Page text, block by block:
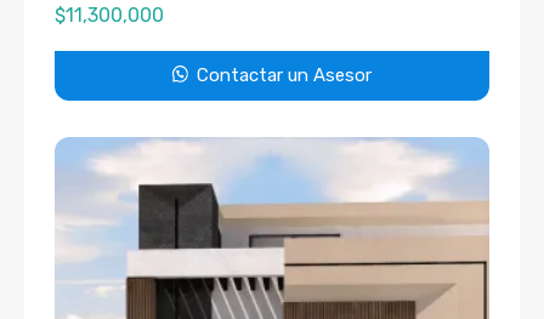
$11,300,000
Contactar un Asesor